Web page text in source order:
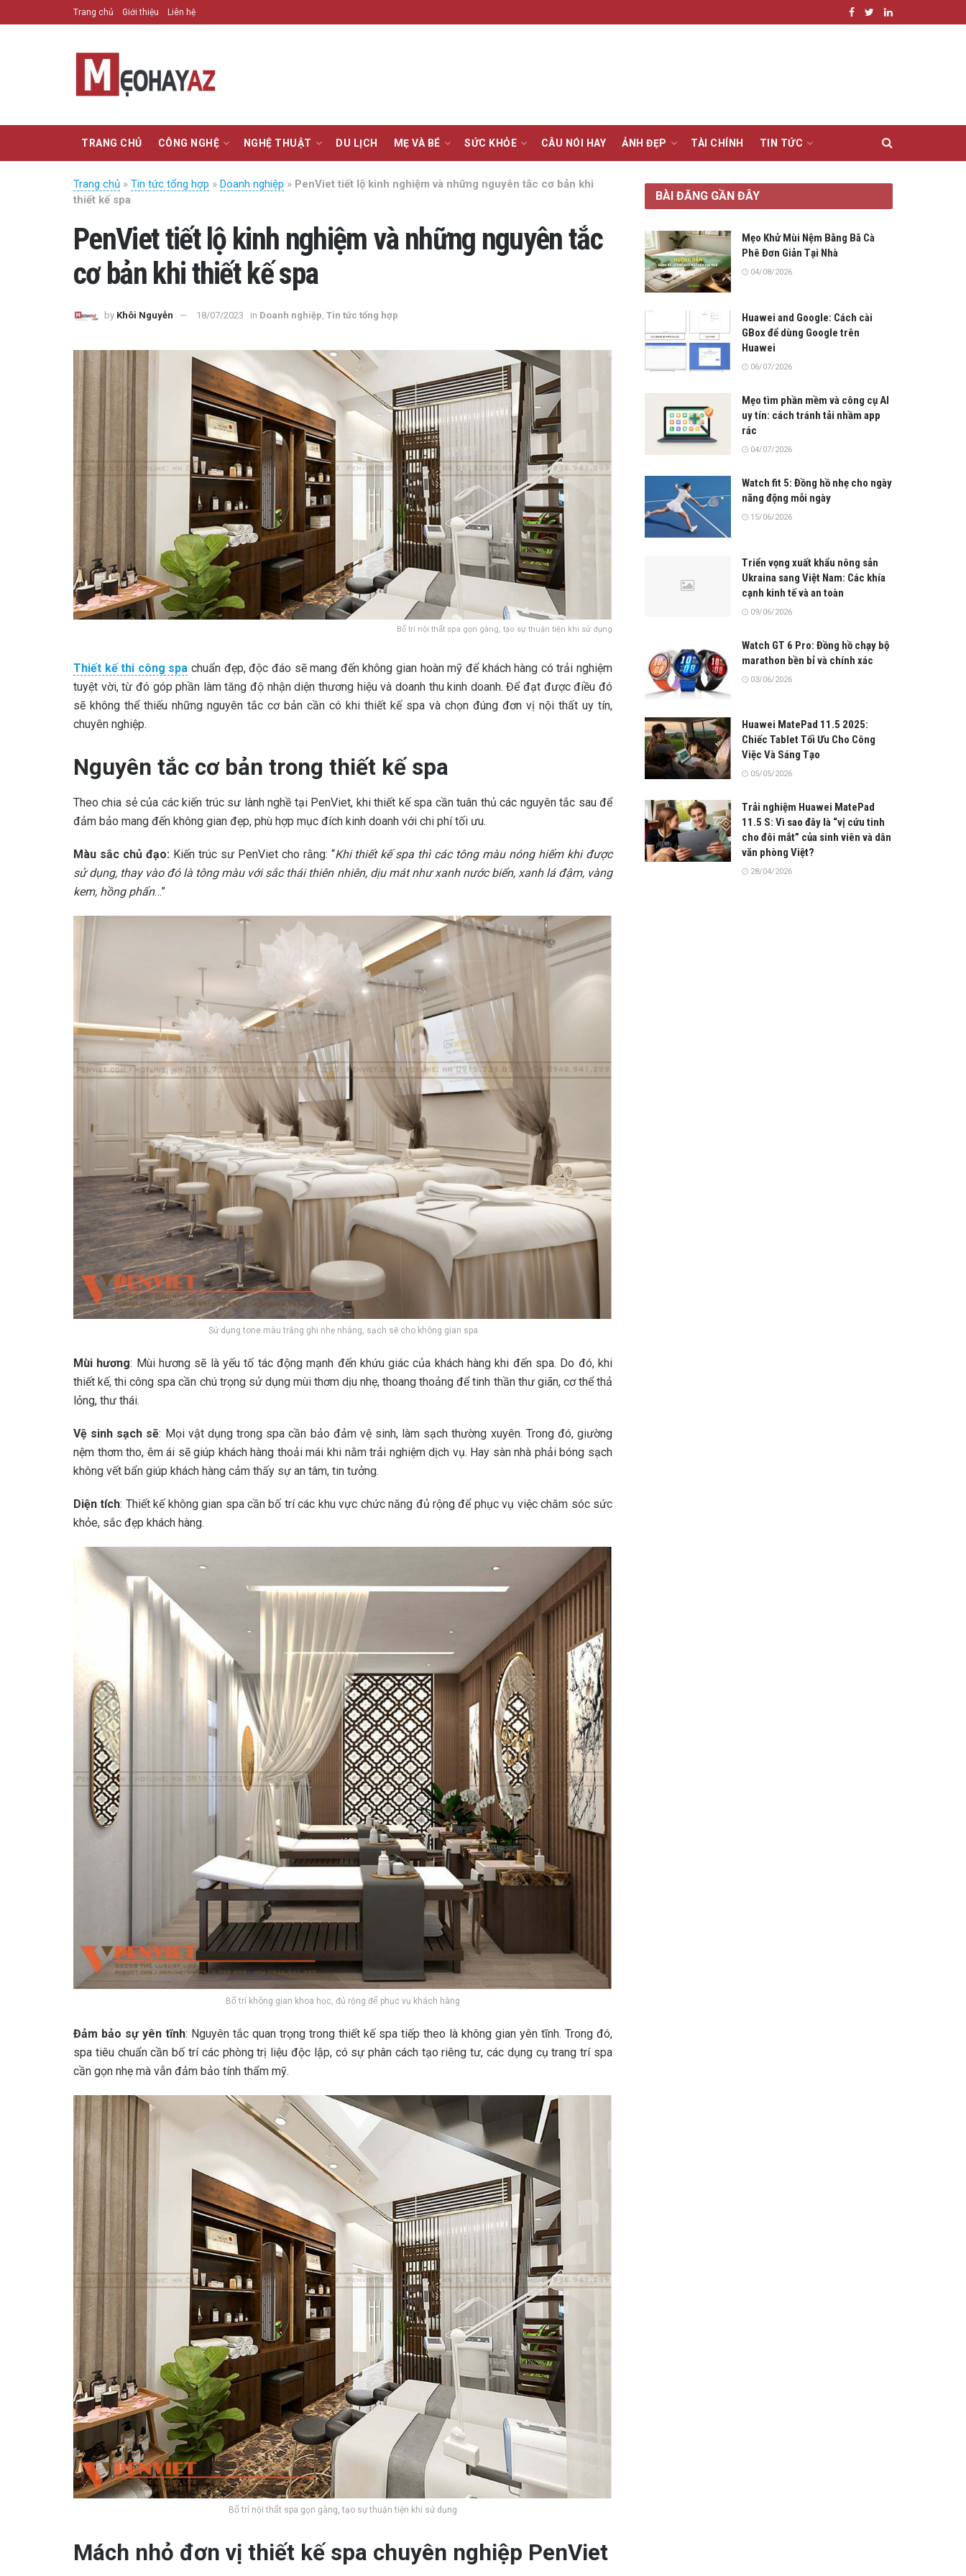
Trang chủ Giới thiệu Liên hệ
TRANG CHỦ CÔNG NGHỆ NGHỆ THUẬT DU LỊCH MẸ VÀ BÉ SỨC KHỎE CÂU NÓI HAY ẢNH ĐẸP TÀI CHÍNH TIN TỨC
Trang chủ » Tin tức tổng hợp » Doanh nghiệp » PenViet tiết lộ kinh nghiệm và những nguyên tắc cơ bản khi
thiết kế spa
PenViet tiết lộ kinh nghiệm và những nguyên tắc
cơ bản khi thiết kế spa
by Khôi Nguyễn 18/07/2023 in Doanh nghiệp Tin tức tổng hợp
Bố trí nội thất spa gọn gàng, tạo sự thuận tiện khi sử dụng
Thiết kế thi công spa chuẩn đẹp, độc đáo sẽ mang đến không gian hoàn mỹ để khách hàng có trải nghiệm
tuyệt vời, từ đó góp phần làm tăng độ nhận diện thương hiệu và doanh thu kinh doanh. Để đạt được điều đó
sẽ không thể thiếu những nguyên tắc cơ bản cần có khi thiết kế spa và chọn đúng đơn vị nội thất uy tín,
chuyên nghiệp.
Nguyên tắc cơ bản trong thiết kế spa
Theo chia sẻ của các kiến trúc sư lành nghề tại PenViet, khi thiết kế spa cần tuân thủ các nguyên tắc sau để
đảm bảo mang đến không gian đẹp, phù hợp mục đích kinh doanh với chi phí tối ưu.
Màu sắc chủ đạo: Kiến trúc sư PenViet cho rằng: “Khi thiết kế spa thì các tông màu nóng hiếm khi được
sử dụng, thay vào đó là tông màu với sắc thái thiên nhiên, dịu mát như xanh nước biển, xanh lá đậm, vàng
kem, hồng phấn…”
Sử dụng tone màu trắng ghi nhẹ nhàng, sạch sẽ cho không gian spa
Mùi hương: Mùi hương sẽ là yếu tố tác động mạnh đến khứu giác của khách hàng khi đến spa. Do đó, khi
thiết kế, thi công spa cần chú trọng sử dụng mùi thơm dịu nhẹ, thoang thoảng để tinh thần thư giãn, cơ thể thả
lỏng, thư thái.
Vệ sinh sạch sẽ: Mọi vật dụng trong spa cần bảo đảm vệ sinh, làm sạch thường xuyên. Trong đó, giường
nệm thơm tho, êm ái sẽ giúp khách hàng thoải mái khi nằm trải nghiệm dịch vụ. Hay sàn nhà phải bóng sạch
không vết bẩn giúp khách hàng cảm thấy sự an tâm, tin tưởng.
Diện tích: Thiết kế không gian spa cần bố trí các khu vực chức năng đủ rộng để phục vụ việc chăm sóc sức
khỏe, sắc đẹp khách hàng.
Bố trí không gian khoa học, đủ rộng để phục vụ khách hàng
Đảm bảo sự yên tĩnh: Nguyên tắc quan trọng trong thiết kế spa tiếp theo là không gian yên tĩnh. Trong đó,
spa tiêu chuẩn cần bố trí các phòng trị liệu độc lập, có sự phân cách tạo riêng tư, các dụng cụ trang trí spa
cần gọn nhẹ mà vẫn đảm bảo tính thẩm mỹ.
Bố trí nội thất spa gọn gàng, tạo sự thuận tiện khi sử dụng
Mách nhỏ đơn vị thiết kế spa chuyên nghiệp PenViet
BÀI ĐĂNG GẦN ĐÂY
Mẹo Khử Mùi Nệm Bằng Bã Cà
Phê Đơn Giản Tại Nhà
04/08/2026
Huawei and Google: Cách cài
GBox để dùng Google trên
Huawei
06/07/2026
Mẹo tìm phần mềm và công cụ AI
uy tín: cách tránh tải nhầm app
rác
04/07/2026
Watch fit 5: Đồng hồ nhẹ cho ngày
năng động mỗi ngày
15/06/2026
Triển vọng xuất khẩu nông sản
Ukraina sang Việt Nam: Các khía
cạnh kinh tế và an toàn
09/06/2026
Watch GT 6 Pro: Đồng hồ chạy bộ
marathon bền bỉ và chính xác
03/06/2026
Huawei MatePad 11.5 2025:
Chiếc Tablet Tối Ưu Cho Công
Việc Và Sáng Tạo
05/05/2026
Trải nghiệm Huawei MatePad
11.5 S: Vì sao đây là “vị cứu tinh
cho đôi mắt” của sinh viên và dân
văn phòng Việt?
28/04/2026